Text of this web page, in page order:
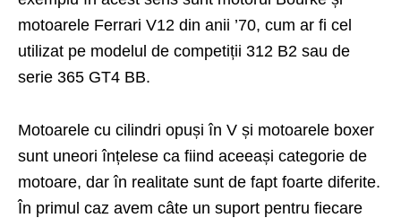
motoarele Ferrari V12 din anii ’70, cum ar fi cel
utilizat pe modelul de competiții 312 B2 sau de
serie 365 GT4 BB.
Motoarele cu cilindri opuși în V și motoarele boxer
sunt uneori înțelese ca fiind aceeași categorie de
motoare, dar în realitate sunt de fapt foarte diferite.
În primul caz avem câte un suport pentru fiecare